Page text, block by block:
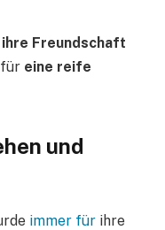
Freundschaft
eine reife
und
immer für ihre